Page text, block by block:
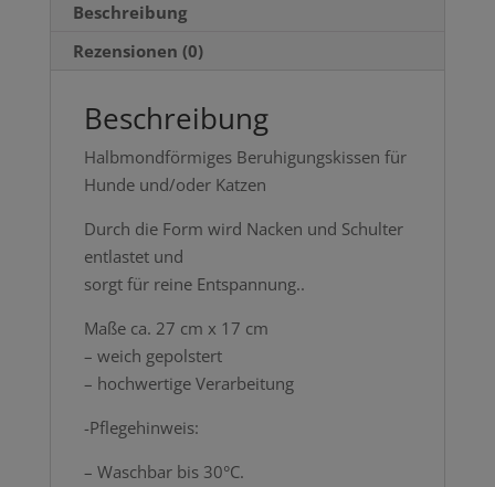
Beschreibung
Rezensionen (0)
Beschreibung
Halbmondförmiges Beruhigungskissen für
Hunde und/oder Katzen
Durch die Form wird Nacken und Schulter
entlastet und
sorgt für reine Entspannung..
Maße ca. 27 cm x 17 cm
– weich gepolstert
– hochwertige Verarbeitung
-Pflegehinweis:
– Waschbar bis 30°C.